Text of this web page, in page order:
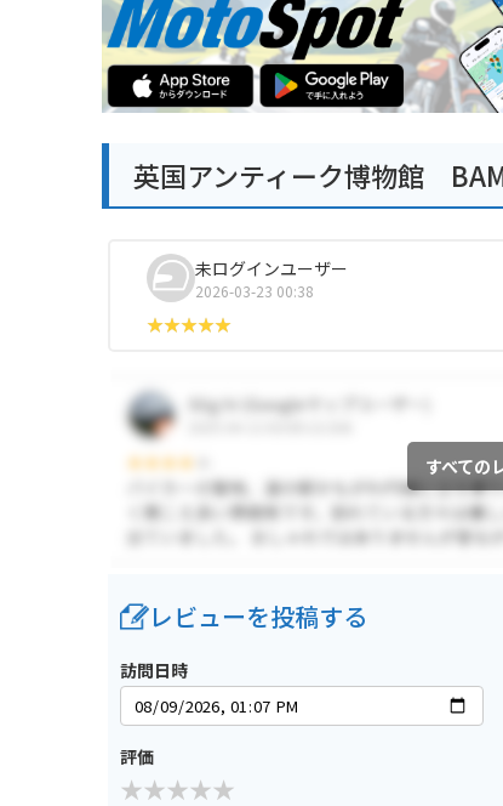
英国アンティーク博物館
未ログインユーザー
2026-03-23 00:38
すべての
レビューを投稿する
訪問日時
評価